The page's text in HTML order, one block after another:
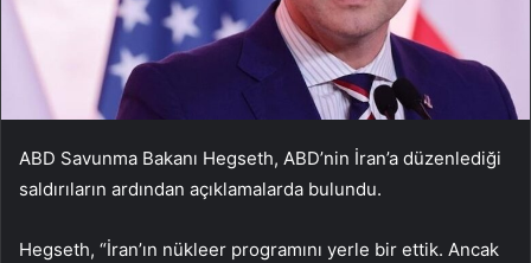
ABD Savunma Bakanı Hegseth, ABD’nin İran’a düzenlediği
saldırıların ardından açıklamalarda bulundu.
Hegseth, “İran’ın nükleer programını yerle bir ettik. Ancak